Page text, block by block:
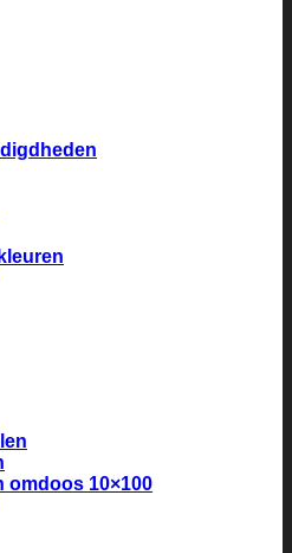
omdoos 10×100